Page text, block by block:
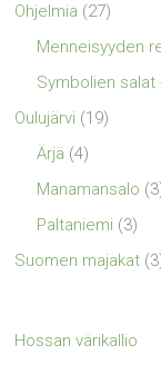
Ohjelmia (27)
Menneisyyden
Symbolien salat
Oulujärvi (19)
Ärjä (4)
Manamansalo
Paltaniemi (3)
Suomen majakat
Hossan värikallio